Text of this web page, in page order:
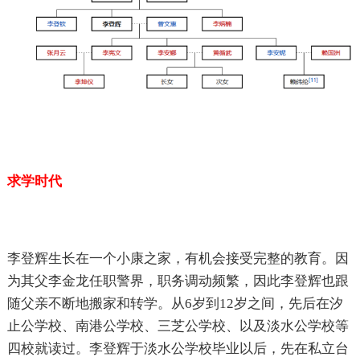
求学时代
李登辉生长在一个小康之家，有机会接受完整的教育。因
为其父李金龙任职警界，职务调动频繁，因此李登辉也跟
随父亲不断地搬家和转学。从6岁到12岁之间，先后在汐
止公学校、南港公学校、三芝公学校、以及淡水公学校等
四校就读过。李登辉于淡水公学校毕业以后，先在私立台